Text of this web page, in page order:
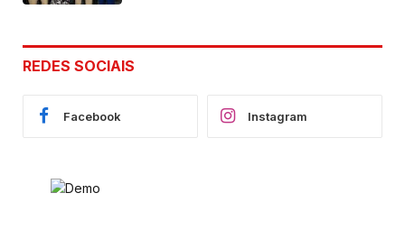
REDES SOCIAIS
Facebook Instagram